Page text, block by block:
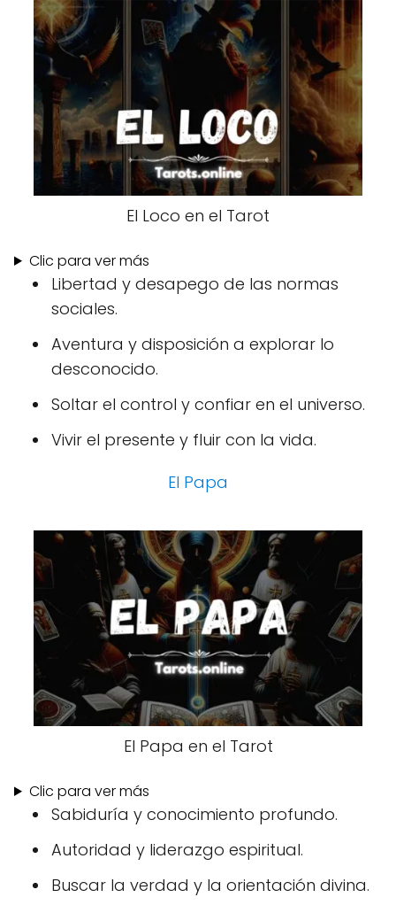
El Loco en el Tarot
Clic para ver más
Libertad y desapego de las normas
sociales.
Aventura y disposición a explorar lo
desconocido.
Soltar el control y confiar en el universo.
Vivir el presente y fluir con la vida.
El Papa
El Papa en el Tarot
Clic para ver más
Sabiduría y conocimiento profundo.
Autoridad y liderazgo espiritual.
Buscar la verdad y la orientación divina.